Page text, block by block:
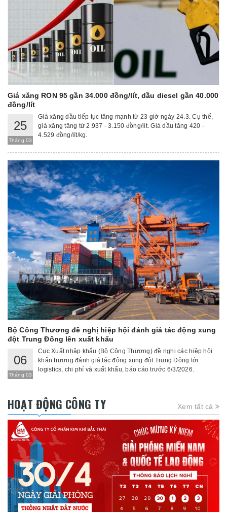
Giá xăng RON 95 gần 34.000 đồng/lít, dầu diesel gần 40.000
đồng/lít
25
Tháng 03
Giá xăng dầu tiếp tục tăng mạnh từ 23 giờ ngày 24.3. Cụ thể,
giá xăng tăng từ 2.937 - 3.150 đồng/lít. Giá dầu tăng 420 -
4.529 đồng/lít/kg.
Bộ Công Thương đề nghị hiệp hội đánh giá tác động xung
đột Trung Đông lên xuất khẩu
06
Tháng 03
Cục Xuất nhập khẩu (Bộ Công Thương) đề nghị các hiệp hội
khẩn trương đánh giá tác động xung đột Trung Đông tới
logistics, chi phí và xuất khẩu, báo cáo trước 6/3/2026.
HOẠT ĐỘNG CÔNG TY Xem tất cả